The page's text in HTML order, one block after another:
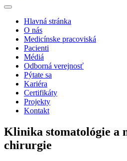
Hlavná stránka
O nás
Medicínske pracoviská
Pacienti
Médiá
Odborná verejnosť
Pýtate sa
Kariéra
Certifikáty
Projekty
Kontakt
Klinika stomatológie a
chirurgie